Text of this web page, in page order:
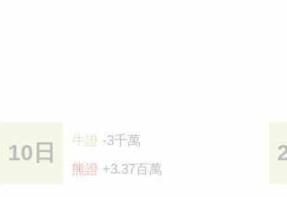
10日 牛證 -3千萬
熊證 +3.37百萬